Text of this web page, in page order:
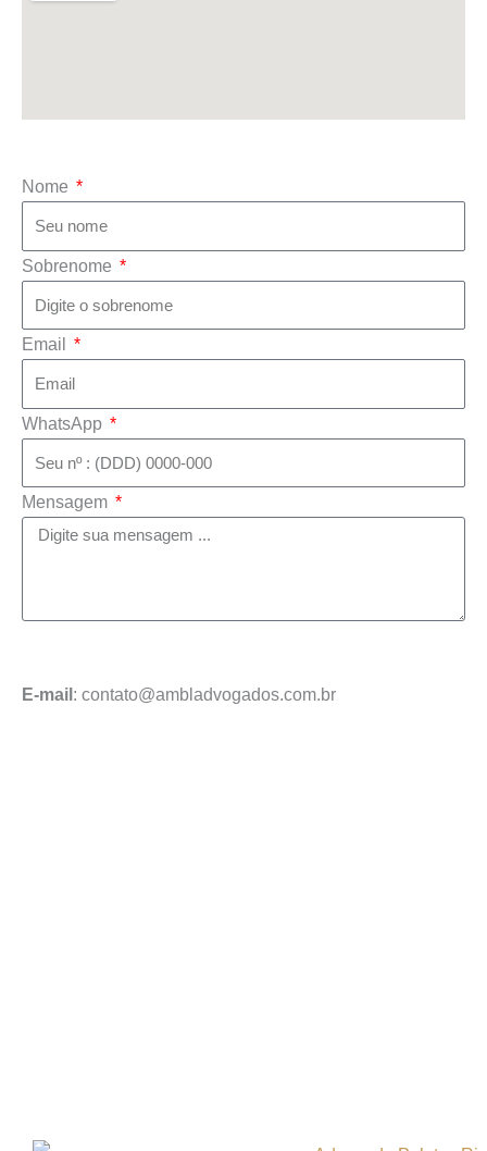
Nome
Sobrenome
Email
WhatsApp
Mensagem
E-mail : contato@ambladvogados.com.br